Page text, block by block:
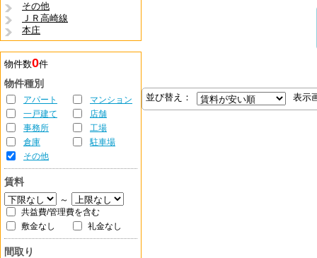
その他
ＪＲ高崎線
本庄
物件数0件
物件種別
アパート
マンション
一戸建て
店舗
事務所
工場
倉庫
駐車場
その他
賃料
～
共益費/管理費を含む
敷金なし
礼金なし
間取り
並び替え： 表示